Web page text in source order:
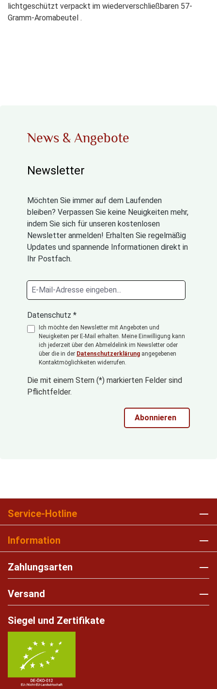
lichtgeschützt verpackt im wiederverschließbaren 57-
Gramm-Aromabeutel .
News & Angebote
Newsletter
Möchten Sie immer auf dem Laufenden
bleiben? Verpassen Sie keine Neuigkeiten mehr,
indem Sie sich für unseren kostenlosen
Newsletter anmelden! Erhalten Sie regelmäßig
Updates und spannende Informationen direkt in
Ihr Postfach.
Datenschutz *
Ich möchte den Newsletter mit Angeboten und
Neuigkeiten per E-Mail erhalten. Meine Einwilligung kann
ich jederzeit über den Abmeldelink im Newsletter oder
über die in der Datenschutzerklärung angegebenen
Kontaktmöglichkeiten widerrufen.
Die mit einem Stern (*) markierten Felder sind
Pflichtfelder.
Abonnieren
Service-Hotline
Information
Zahlungsarten
Versand
Siegel und Zertifikate